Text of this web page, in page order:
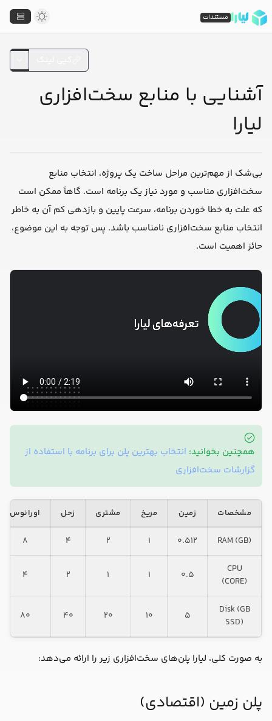
آشنایی با منابع سخت‌افزاری
لیارا
بی‌شک از مهم‌ترین مراحل ساخت یک پروژه، انتخاب منابع
سخت‌افزاری مناسب و مورد نیاز یک برنامه است. گاهاً ممکن است
که علت به خطا خوردن برنامه، سرعت پایین و بازدهی کم آن به خاطر
انتخاب منابع سخت‌افزاری نامناسب باشد. پس توجه به این موضوع،
حائز اهمیت است.
همچنین بخوانید: انتخاب بهترین پلن برای برنامه با استفاده از
گزارشات سخت‌افزاری
مشخصات زمین مریخ مشتری زحل اورانوس
RAM (GB) ۰.۵۱۲ ۱ ۲ ۴ ۸
CPU
(CORE)
۰.۵ ۱ ۱ ۲ ۴
Disk (GB
SSD)
۵ ۱۰ ۲۰ ۴۰ ۸۰
به صورت کلی، لیارا پلن‌های سخت‌افزاری زیر را ارائه می‌دهد:
پلن زمین (اقتصادی)
مستندات